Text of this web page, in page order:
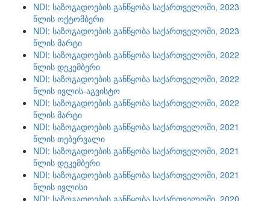
NDI: საზოგადოების განწყობა საქართველოში, 2023
წლის ოქტომბერი
NDI: საზოგადოების განწყობა საქართველოში, 2023
წლის მარტი
NDI: საზოგადოების განწყობა საქართველოში, 2022
წლის დეკემბერი
NDI: საზოგადოების განწყობა საქართველოში, 2022
წლის ივლის-აგვისტო
NDI: საზოგადოების განწყობა საქართველოში, 2022
წლის მარტი
NDI: საზოგადოების განწყობა საქართველოში, 2021
წლის თებერვალი
NDI: საზოგადოების განწყობა საქართველოში, 2021
წლის დეკემბერი
NDI: საზოგადოების განწყობა საქართველოში, 2021
წლის ივლისი
NDI: საზოგადოების განწყობა საქართველოში, 2020